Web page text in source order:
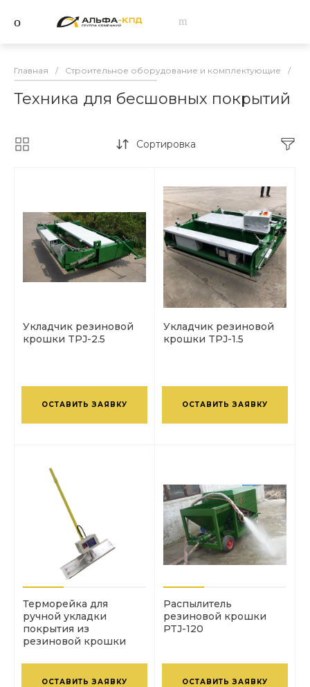
Главная / Строительное оборудование и комплектующие /
Техника для бесшовных покрытий
Сортировка
Укладчик резиновой
крошки TPJ-2.5
ОСТАВИТЬ ЗАЯВКУ
Укладчик резиновой
крошки TPJ-1.5
ОСТАВИТЬ ЗАЯВКУ
Терморейка для
ручной укладки
покрытия из
резиновой крошки
ОСТАВИТЬ ЗАЯВКУ
Распылитель
резиновой крошки
PTJ-120
ОСТАВИТЬ ЗАЯВКУ